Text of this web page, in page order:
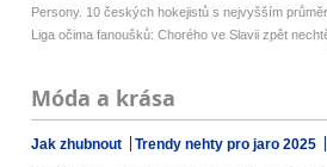
Persony. 10 českých hokejistů s nejvyšším
Liga očima fanoušků: Chorého ve Slavii zpět
Móda a krása
Jak zhubnout Trendy nehty pro jaro 2025